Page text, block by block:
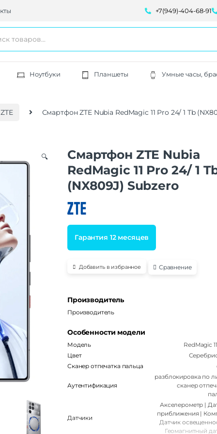
+7(949)-404-68-91
Ноутбуки Планшеты Умные часы,
Смартфон ZTE Nubia RedMagic 11 Pro 24/ 1 Tb
🔍
Смартфон ZTE Nubia
RedMagic 11 Pro 24/ 1
(NX809J) Subzero
Гарантия 12 месяцев
Добавить в избранное Сравнение
Производитель
Производитель
Особенности модели
Модель
RedMagic
Цвет
Сканер отпечатка пальца
Аутентификация
разблокировка по
сканер
Датчики
Акселерометр |
приближения |
Датчик
Геомагнитный